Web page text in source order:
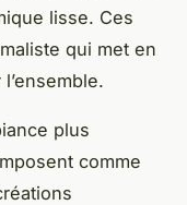
lisse. Ces
qui met en
plus
comme